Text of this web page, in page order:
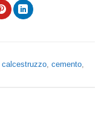
calcestruzzo cemento